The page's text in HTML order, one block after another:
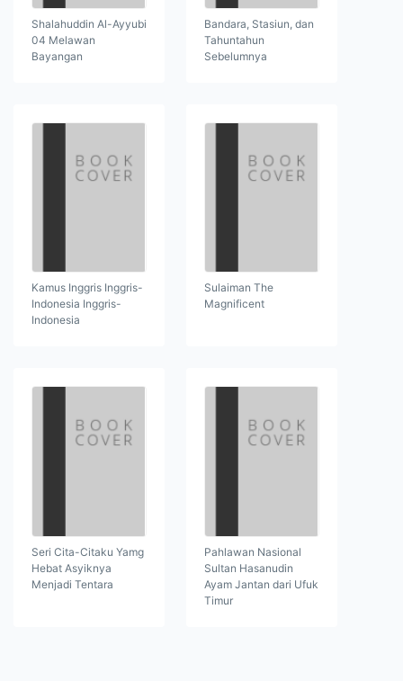
Shalahuddin Al-Ayyubi
04 Melawan
Bayangan
Bandara, Stasiun, dan
Tahuntahun
Sebelumnya
Kamus Inggris Inggris-
Indonesia Inggris-
Indonesia
Sulaiman The
Magnificent
Seri Cita-Citaku Yamg
Hebat Asyiknya
Menjadi Tentara
Pahlawan Nasional
Sultan Hasanudin
Ayam Jantan dari Ufuk
Timur